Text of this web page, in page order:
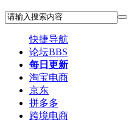
快捷导航
论坛BBS
每日更新
淘宝电商
京东
拼多多
跨境电商